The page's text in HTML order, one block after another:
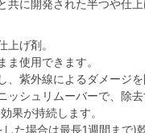
共に開発された半つや仕上
げ剤。
使用できます。
紫外線によるダメージを
ッシュリムーバーで、除去
果が持続します。
た場合は最長1週間まで)